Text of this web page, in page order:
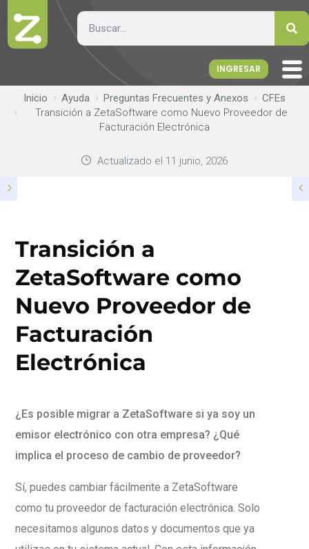
INGRESAR
Inicio Ayuda Preguntas Frecuentes y Anexos
CFEs
Transición a ZetaSoftware como Nuevo Proveedor de
Facturación Electrónica
Actualizado el 11 junio, 2026
Transición a
ZetaSoftware como
Nuevo Proveedor de
Facturación
Electrónica
¿Es posible migrar a ZetaSoftware si ya soy un
emisor electrónico con otra empresa? ¿Qué
implica el proceso de cambio de proveedor?
Sí, puedes cambiar fácilmente a ZetaSoftware
como tu proveedor de facturación electrónica. Solo
necesitamos algunos datos y documentos que ya